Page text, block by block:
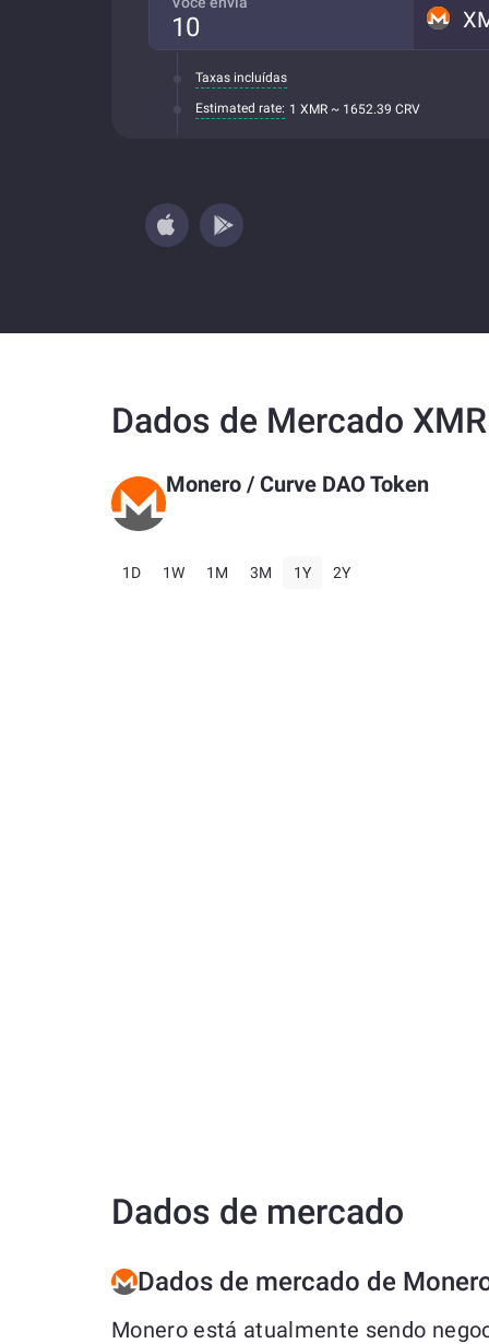
Taxas incluídas
Estimated rate: 1 XMR ~ 1652.39 CRV
Dados de Mercado
Monero / Curve DAO Token
1D 1W 1M 3M 1Y 2Y
Dados de mercado
Dados de mercado de
Monero está atualmente sendo